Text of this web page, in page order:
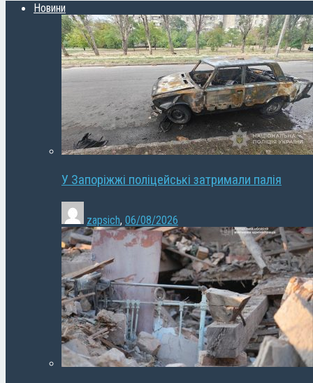
Новини
У Запоріжжі поліцейські затримали палія
zapsich, 06/08/2026